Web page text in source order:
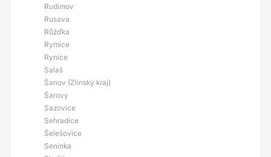
Rudimov
Rusava
Růžďka
Rymice
Rynice
Salaš
Šanov (Zlínský kraj)
Šarovy
Sazovice
Sehradice
Šelešovice
Seninka